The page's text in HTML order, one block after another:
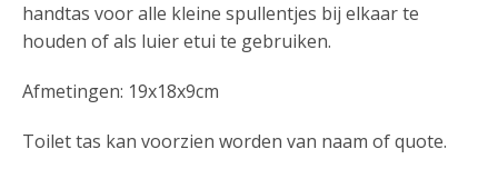
handtas voor alle kleine spullentjes bij elkaar te
houden of als luier etui te gebruiken.
Afmetingen: 19x18x9cm
Toilet tas kan voorzien worden van naam of quote.